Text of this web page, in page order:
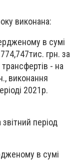
виконана:
в сумі
грн. за
- на
виконання
2021р.
період
в сумі